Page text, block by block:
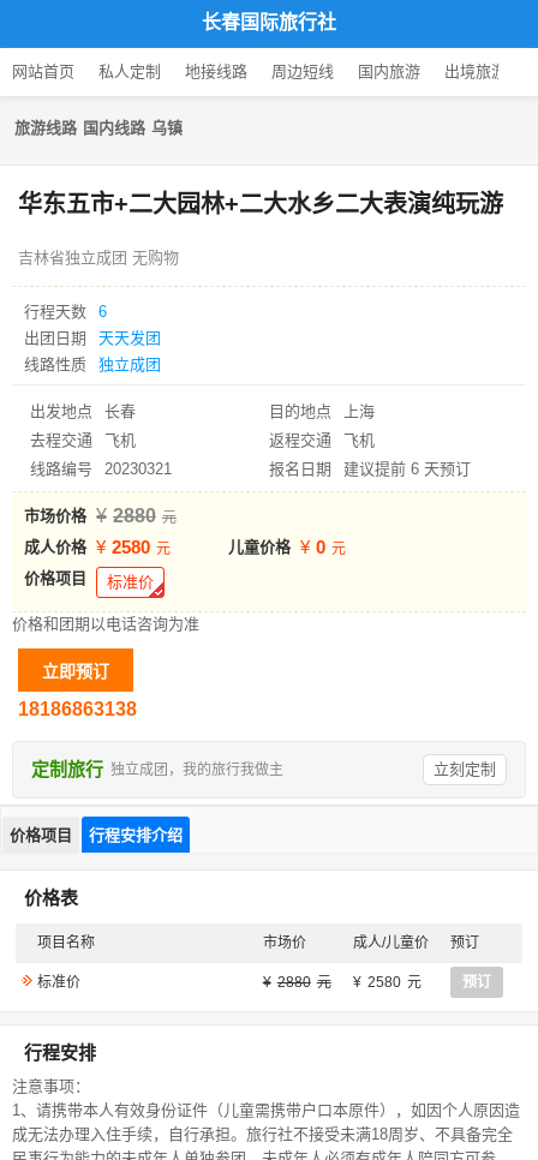
长春国际旅行社
网站首页 私人定制 地接线路 周边短线 国内旅游 出境旅游
旅游线路 国内线路 乌镇
华东五市+二大园林+二大水乡二大表演纯玩游
吉林省独立成团 无购物
行程天数
6
出团日期
天天发团
线路性质
独立成团
出发地点 长春 目的地点
上海
去程交通
飞机 返程交通
飞机
线路编号
20230321 报名日期 建议提前 6 天预订
市场价格 2880
成人价格 2580 儿童价格 0
价格项目 标准价
价格和团期以电话咨询为准
18186863138
定制旅行 独立成团，我的旅行我做主 立刻定制
价格项目 行程安排介绍
价格表
项目名称 市场价 成人/儿童价 预订
标准价 2880 2580 预订
行程安排
注意事项：
1、请携带本人有效身份证件（儿童需携带户口本原件），如因个人原因造
成无法办理入住手续，自行承担。旅行社不接受未满18周岁、不具备完全